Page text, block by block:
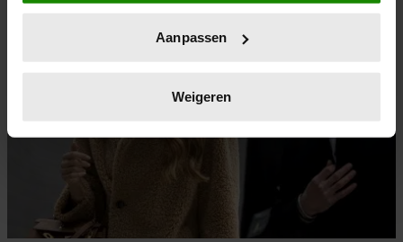
scannen op specifieke eigenschappen (fingerprinting)
verwerkt en stel uw voorkeuren in het
intrekken in de Cookieverklaring.
We gebruiken cookies om content en advertenties te
personaliseren, om functies voor social media te bieden
en om ons websiteverkeer te analyseren. Ook delen we
Aanpassen
Weigeren